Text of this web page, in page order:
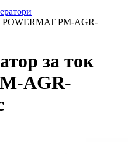
POWERMAT PM-AGR-
за ток
AGR-